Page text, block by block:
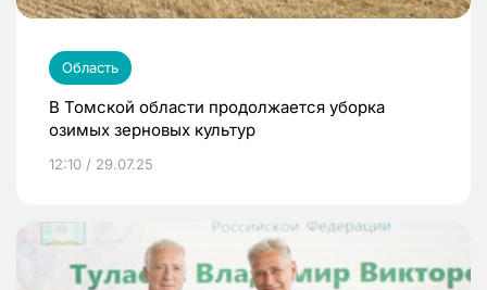
Область
В Томской области продолжается уборка
озимых зерновых культур
12:10 / 29.07.25